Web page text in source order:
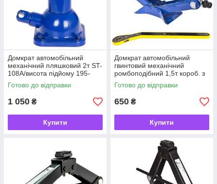
Домкрат автомобільний
механічний пляшковий 2т ST-
108А/висота підйому 195-
405мм
Готово до відправки
1 050 ₴
Купити
Домкрат автомобільний
гвинтовий механічний
ромбоподібний 1,5т короб. з
тріскачкою, висота
підіймання 390 мм 2,7 кг
Готово до відправки
650 ₴
Купити